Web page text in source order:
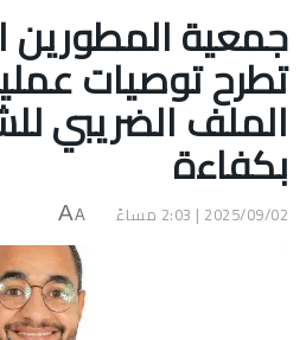
جمعية المطورين
تطرح توصيات
الملف الضريبي
بكفاءة
2025/09/02 | 2:03 مساءً A
A